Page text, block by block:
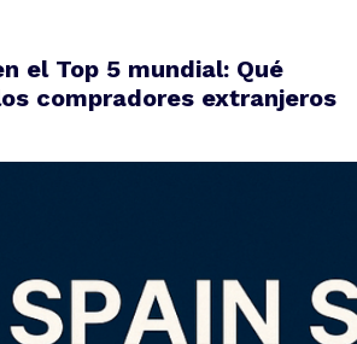
el Top 5 mundial: Qué
compradores extranjeros